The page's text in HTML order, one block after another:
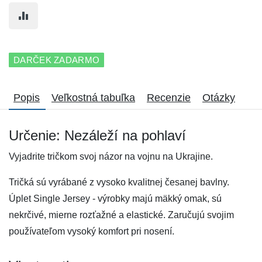
DARČEK ZADARMO
Popis Veľkostná tabuľka Recenzie Otázky
Určenie: Nezáleží na pohlaví
Vyjadrite tričkom svoj názor na vojnu na Ukrajine.
Tričká sú vyrábané z vysoko kvalitnej česanej bavlny.
Úplet Single Jersey - výrobky majú mäkký omak, sú
nekrčivé, mierne rozťažné a elastické. Zaručujú svojim
používateľom vysoký komfort pri nosení.